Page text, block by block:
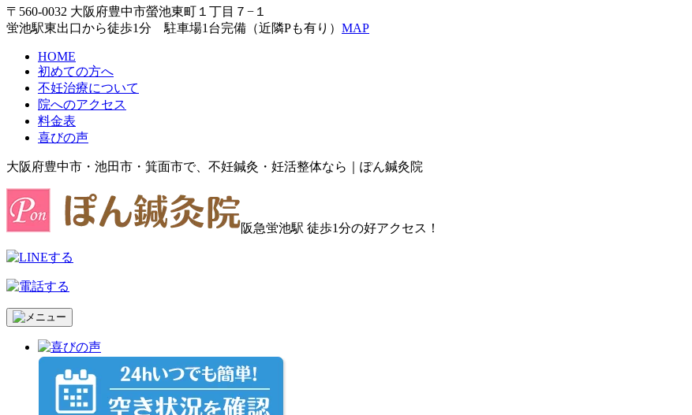
〒560-0032 大阪府豊中市螢池東町１丁目７−１
蛍池駅東出口から徒歩1分 駐車場1台完備（近隣Pも有り） MAP
HOME
初めての方へ
不妊治療について
院へのアクセス
料金表
喜びの声
大阪府豊中市・池田市・箕面市で、不妊鍼灸・妊活整体なら｜ぽん鍼灸院
阪急蛍池駅 徒歩1分の好アクセス！